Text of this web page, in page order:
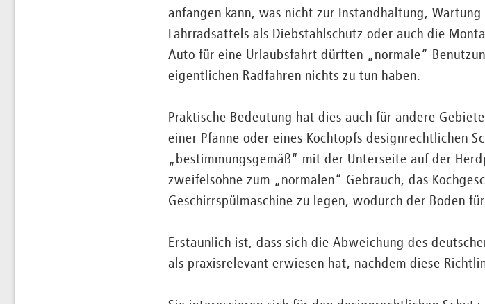
anfangen kann, was nicht zur Instandhaltung,
Fahrradsattels als Diebstahlschutz oder auch die
Auto für eine Urlaubsfahrt dürften „normale“
eigentlichen Radfahren nichts zu tun haben.
Praktische Bedeutung hat dies auch für andere
einer Pfanne oder eines Kochtopfs designrechtlichen
„bestimmungsgemäß“ mit der Unterseite auf der
zweifelsohne zum „normalen“ Gebrauch, das
Geschirrspülmaschine zu legen, wodurch der Boden
Erstaunlich ist, dass sich die Abweichung des
als praxisrelevant erwiesen hat, nachdem diese